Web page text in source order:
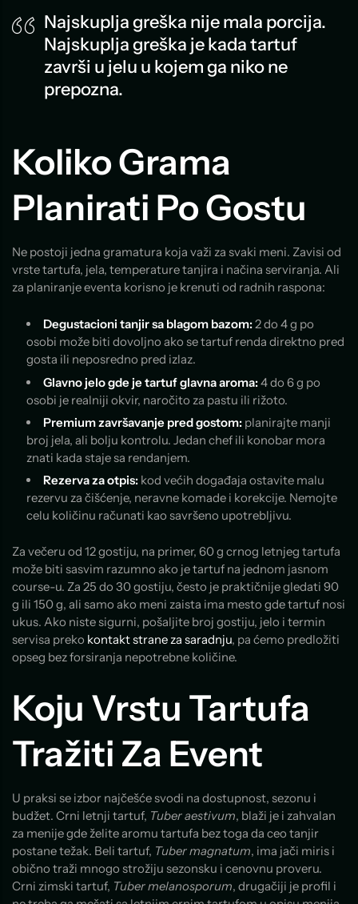
Najskuplja greška nije mala porcija.
Najskuplja greška je kada tartuf
završi u jelu u kojem ga niko ne
prepozna.
Koliko Grama
Planirati Po Gostu
Ne postoji jedna gramatura koja važi za svaki meni. Zavisi od
vrste tartufa, jela, temperature tanjira i načina serviranja. Ali
za planiranje eventa korisno je krenuti od radnih raspona:
Degustacioni tanjir sa blagom bazom:2 do 4 g po
osobi može biti dovoljno ako se tartuf renda direktno pred
gosta ili neposredno pred izlaz.
Glavno jelo gde je tartuf glavna aroma:4 do 6 g po
osobi je realniji okvir, naročito za pastu ili rižoto.
Premium završavanje pred gostom: planirajte manji
broj jela, ali bolju kontrolu. Jedan chef ili konobar mora
znati kada staje sa rendanjem.
Rezerva za otpis: kod većih događaja ostavite malu
rezervu za čišćenje, neravne komade i korekcije. Nemojte
celu količinu računati kao savršeno upotrebljivu.
Za večeru od 12 gostiju, na primer, 60 g crnog letnjeg tartufa
može biti sasvim razumno ako je tartuf na jednom jasnom
course-u. Za 25 do 30 gostiju, često je praktičnije gledati 90
g ili 150 g, ali samo ako meni zaista ima mesto gde tartuf nosi
ukus. Ako niste sigurni, pošaljite broj gostiju, jelo i termin
servisa preko kontakt strane za saradnju, pa ćemo predložiti
opseg bez forsiranja nepotrebne količine.
Koju Vrstu Tartufa
Tražiti Za Event
U praksi se izbor najčešće svodi na dostupnost, sezonu i
budžet. Crni letnji tartuf, Tuber aestivum, blaži je i zahvalan
za menije gde želite aromu tartufa bez toga da ceo tanjir
postane težak. Beli tartuf, Tuber magnatum, ima jači miris i
obično traži mnogo strožiju sezonsku i cenovnu proveru.
Crni zimski tartuf, Tuber melanosporum, drugačiji je profil i